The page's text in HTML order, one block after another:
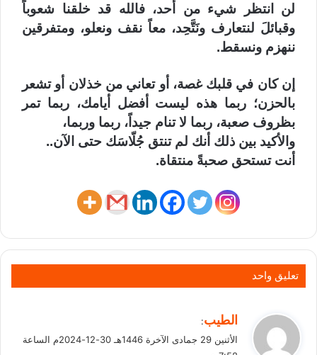
لن انتظر شيء من أحد، فالله قد خلقنا شعوباً
وقبائلَ لنتعارف ونَتَّحِد، معاً نقف ونعلو، ومتفرقين
ننهزم ونسقط.
إن كان في قلبك غصة، أو تعاني من خذلان أو تشعر
بالحزن؛ ربما هذه ليست أفضل أيامك، ربما تمر
بظروف صعبة، ربما لا تنام جيداً، ربما وربما،
والأكيد بين ذلك أنك لم تنتق جُلّاسَك حتى الآن..
أنت تستحق صحبةً منتقاة.
تعليق واحد
يالطيب:
الأثنين 29 جمادى الآخرة 1446هـ 30-12-2024م الساعة